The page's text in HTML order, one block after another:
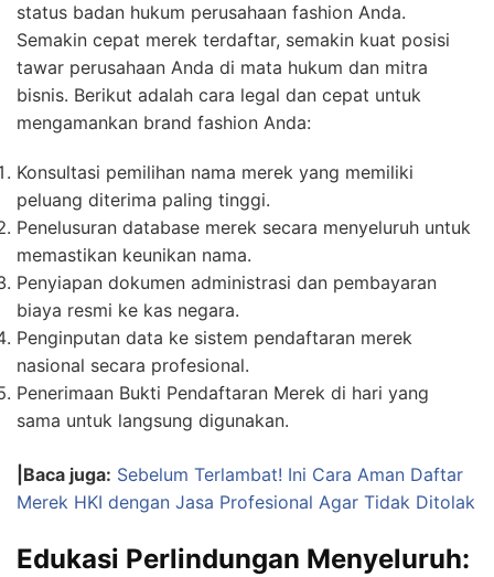
status badan hukum perusahaan fashion Anda.
Semakin cepat merek terdaftar, semakin kuat posisi
tawar perusahaan Anda di mata hukum dan mitra
bisnis. Berikut adalah cara legal dan cepat untuk
mengamankan brand fashion Anda:
Konsultasi pemilihan nama merek yang memiliki
peluang diterima paling tinggi.
Penelusuran database merek secara menyeluruh untuk
memastikan keunikan nama.
Penyiapan dokumen administrasi dan pembayaran
biaya resmi ke kas negara.
Penginputan data ke sistem pendaftaran merek
nasional secara profesional.
Penerimaan Bukti Pendaftaran Merek di hari yang
sama untuk langsung digunakan.
|Baca juga: Sebelum Terlambat! Ini Cara Aman Daftar
Merek HKI dengan Jasa Profesional Agar Tidak Ditolak
Edukasi Perlindungan Menyeluruh: